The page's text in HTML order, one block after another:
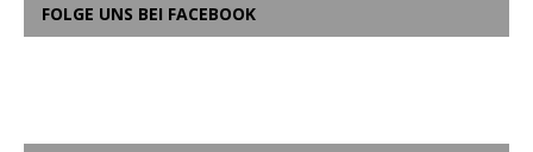
FOLGE UNS BEI FACEBOOK